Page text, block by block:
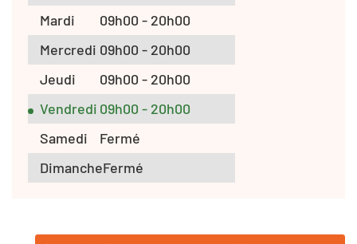
Mardi
09h00 - 20h00
Mercredi 09h00 - 20h00
Jeudi
09h00 - 20h00
Vendredi 09h00 - 20h00
Samedi
Fermé
DimancheFermé